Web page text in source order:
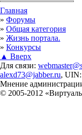
Вы здесь
Главная
» Форумы
» Общая категория
» Жизнь портала.
» Конкурсы
▲ Вверх
Для связи:
alexd73@jabber.ru,
Мнение
© 2005-2012